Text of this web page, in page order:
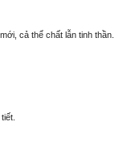
cả thể chất lẫn tinh thần.